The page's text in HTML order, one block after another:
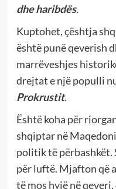
dhe haribdës.
Kuptohet, çështja
është punë qeverish
marrëveshjes
drejtat e një populli
Prokrustit.
Është koha për
shqiptar në
politik të përbashkët.
për luftë. Mjafton që
të mos hyjë në